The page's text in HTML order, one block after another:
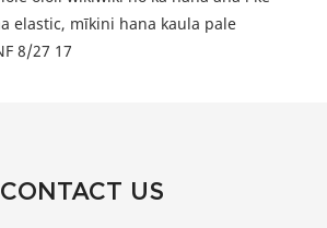
CONTACT US